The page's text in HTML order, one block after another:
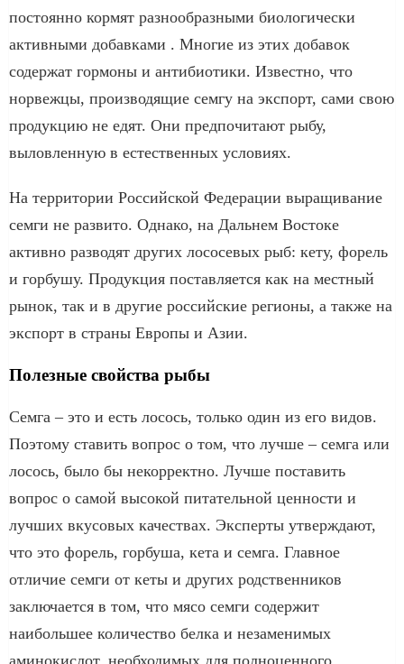
постоянно кормят разнообразными биологически
активными добавками . Многие из этих добавок
содержат гормоны и антибиотики. Известно, что
норвежцы, производящие семгу на экспорт, сами свою
продукцию не едят. Они предпочитают рыбу,
выловленную в естественных условиях.
На территории Российской Федерации выращивание
семги не развито. Однако, на Дальнем Востоке
активно разводят других лососевых рыб: кету, форель
и горбушу. Продукция поставляется как на местный
рынок, так и в другие российские регионы, а также на
экспорт в страны Европы и Азии.
Полезные свойства рыбы
Семга – это и есть лосось, только один из его видов.
Поэтому ставить вопрос о том, что лучше – семга или
лосось, было бы некорректно. Лучше поставить
вопрос о самой высокой питательной ценности и
лучших вкусовых качествах. Эксперты утверждают,
что это форель, горбуша, кета и семга. Главное
отличие семги от кеты и других родственников
заключается в том, что мясо семги содержит
наибольшее количество белка и незаменимых
аминокислот, необходимых для полноценного